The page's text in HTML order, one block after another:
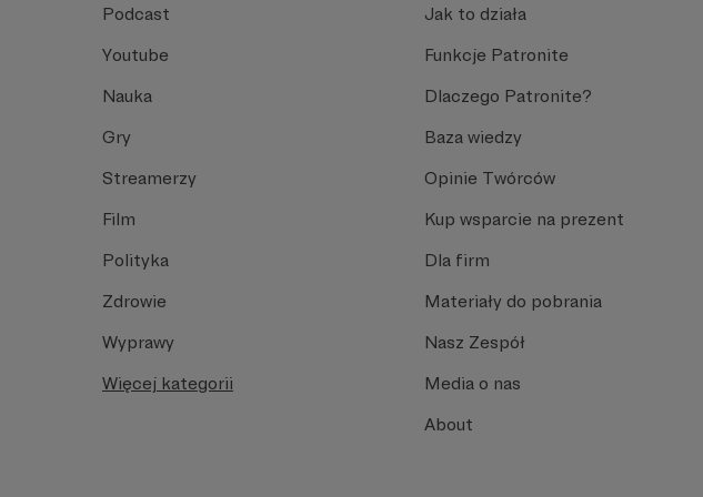
Podcast
Youtube
Nauka
Gry
Streamerzy
Film
Polityka
Zdrowie
Wyprawy
Więcej kategorii
Jak to działa
Funkcje Patronite
Dlaczego Patronite?
Baza wiedzy
Opinie Twórców
Kup wsparcie na prezent
Dla firm
Materiały do pobrania
Nasz Zespół
Media o nas
About